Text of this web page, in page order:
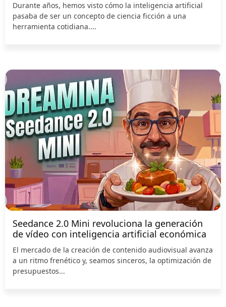
Durante años, hemos visto cómo la inteligencia artificial
pasaba de ser un concepto de ciencia ficción a una
herramienta cotidiana....
Seedance 2.0 Mini revoluciona la generación
de vídeo con inteligencia artificial económica
El mercado de la creación de contenido audiovisual avanza
a un ritmo frenético y, seamos sinceros, la optimización de
presupuestos...